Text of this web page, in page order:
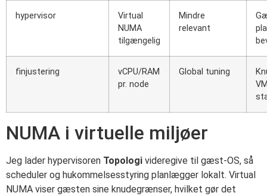
hypervisor
Virtual
NUMA
tilgængelig
Mindre
relevant
finjustering
vCPU/RAM
pr. node
Global tuning
NUMA i virtuelle miljøer
Jeg lader hypervisoren Topologi videregive til gæst-OS, så
scheduler og hukommelsesstyring planlægger lokalt. Virtual
NUMA viser gæsten sine knudegrænser, hvilket gør det